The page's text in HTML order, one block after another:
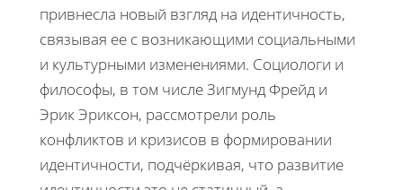
привнесла новый взгляд на идентичность,
связывая ее с возникающими социальными
и культурными изменениями. Социологи и
философы, в том числе Зигмунд Фрейд и
Эрик Эриксон, рассмотрели роль
конфликтов и кризисов в формировании
идентичности, подчёркивая, что развитие